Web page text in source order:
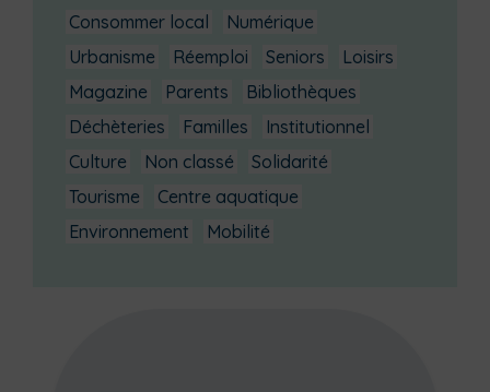
Consommer local
Numérique
Urbanisme
Réemploi Seniors
Loisirs
Magazine
Parents
Bibliothèques
Déchèteries
Familles
Institutionnel
Culture
Non classé
Solidarité
Tourisme
Centre aquatique
Environnement
Mobilité